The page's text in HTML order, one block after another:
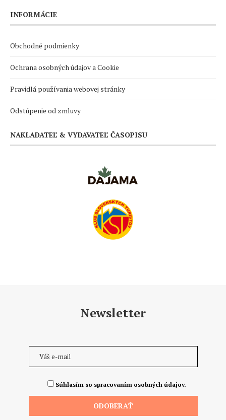
INFORMÁCIE
Obchodné podmienky
Ochrana osobných údajov a Cookie
Pravidlá používania webovej stránky
Odstúpenie od zmluvy
NAKLADATEĽ & VYDAVATEĽ ČASOPISU
Newsletter
Súhlasím so spracovaním osobných údajov.